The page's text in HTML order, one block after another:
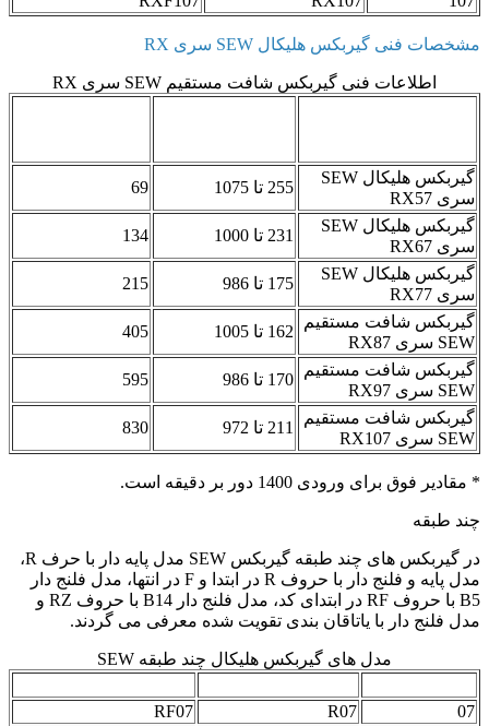
مشخصات فنی گیربکس هلیکال SEW سری RX
اطلاعات فنی گیربکس شافت مستقیم SEW سری RX
گیربکس هلیکال SEW
سری RX57
255 تا 1075 69
گیربکس هلیکال SEW
سری RX67
231 تا 1000 134
گیربکس هلیکال SEW
سری RX77
175 تا 986 215
گیربکس شافت مستقیم
SEW سری RX87
162 تا 1005 405
گیربکس شافت مستقیم
SEW سری RX97
170 تا 986 595
گیربکس شافت مستقیم
SEW سری RX107
211 تا 972 830
* مقادیر فوق برای ورودی 1400 دور بر دقیقه است.
چند طبقه
در گیربکس های چند طبقه گیربکس SEW مدل پایه دار با حرف R،
مدل پایه و فلنج دار با حروف R در ابتدا و F در انتها، مدل فلنج دار
B5 با حروف RF در ابتدای کد، مدل فلنج دار B14 با حروف RZ و
مدل فلنج دار با یاتاقان بندی تقویت شده معرفی می گردند.
مدل های گیربکس هلیکال چند طبقه SEW
07
R07
RF07